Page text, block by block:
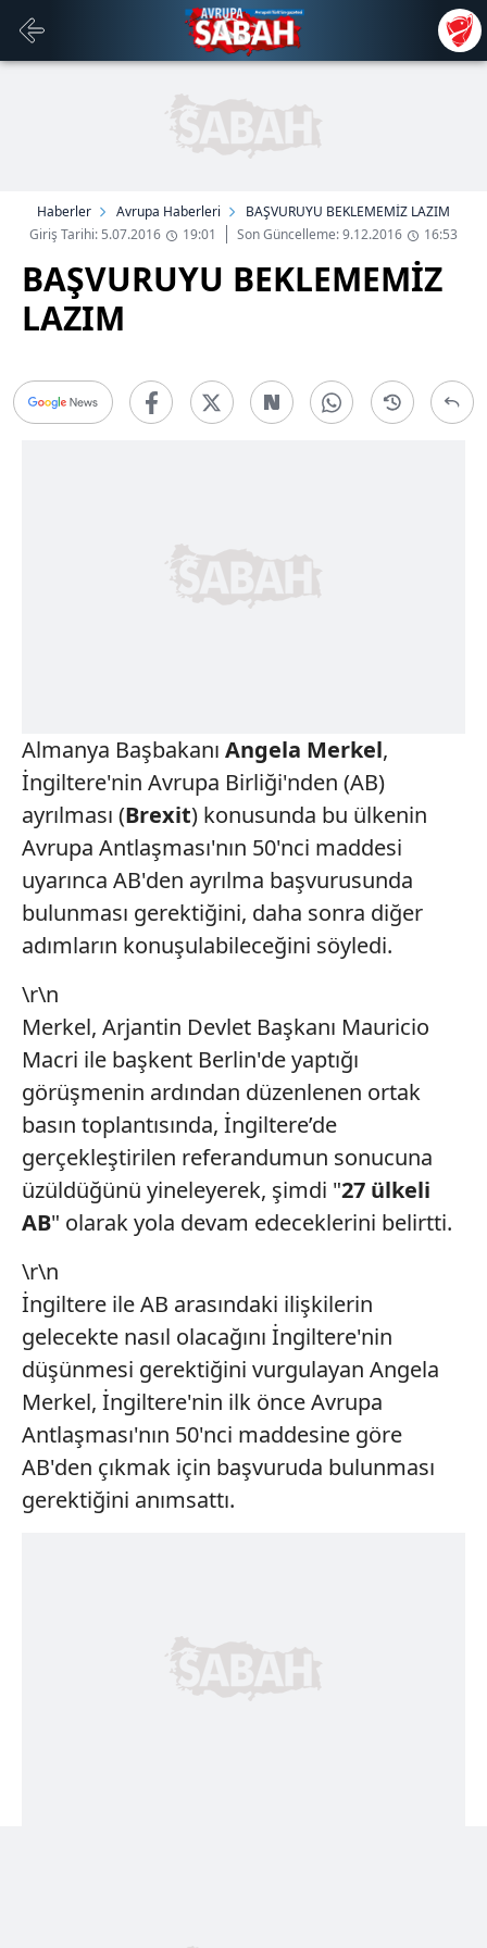
Haberler Avrupa Haberleri
BAŞVURUYU BEKLEMEMİZ LAZIM
Giriş Tarihi: 5.07.2016
19:01 Son Güncelleme: 9.12.2016 16:53
BAŞVURUYU BEKLEMEMİZ
LAZIM
Almanya Başbakanı Angela Merkel,
İngiltere'nin Avrupa Birliği'nden (AB)
ayrılması (Brexit) konusunda bu ülkenin
Avrupa Antlaşması'nın 50'nci maddesi
uyarınca AB'den ayrılma başvurusunda
bulunması gerektiğini, daha sonra diğer
adımların konuşulabileceğini söyledi.
\r\n
Merkel, Arjantin Devlet Başkanı Mauricio
Macri ile başkent Berlin'de yaptığı
görüşmenin ardından düzenlenen ortak
basın toplantısında, İngiltere’de
gerçekleştirilen referandumun sonucuna
üzüldüğünü yineleyerek, şimdi "27 ülkeli
AB" olarak yola devam edeceklerini belirtti.
\r\n
İngiltere ile AB arasındaki ilişkilerin
gelecekte nasıl olacağını İngiltere'nin
düşünmesi gerektiğini vurgulayan Angela
Merkel, İngiltere'nin ilk önce Avrupa
Antlaşması'nın 50'nci maddesine göre
AB'den çıkmak için başvuruda bulunması
gerektiğini anımsattı.